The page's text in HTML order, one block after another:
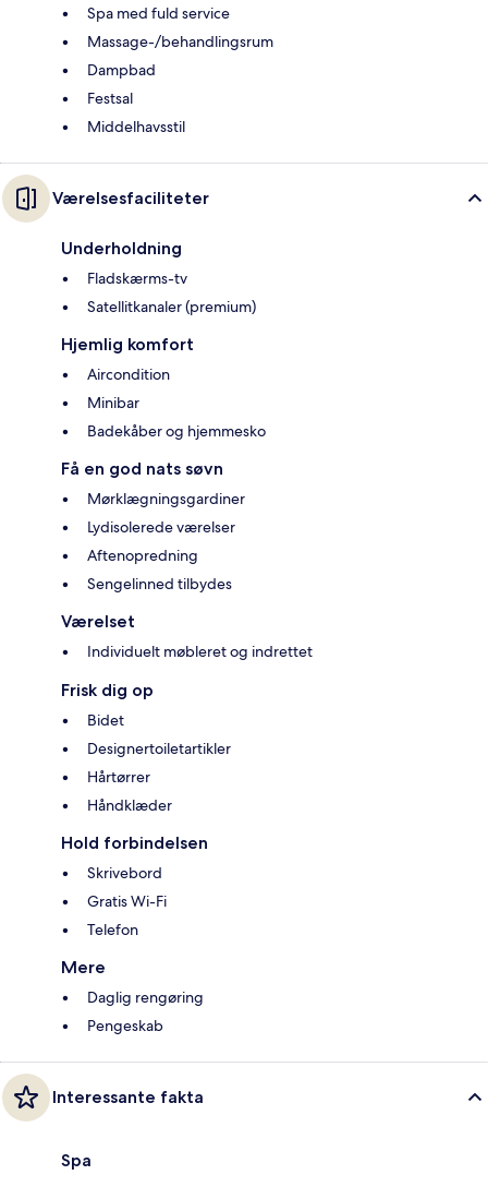
Spa med fuld service
Massage-/behandlingsrum
Dampbad
Festsal
Middelhavsstil
Værelsesfaciliteter
Underholdning
Fladskærms-tv
Satellitkanaler (premium)
Hjemlig komfort
Aircondition
Minibar
Badekåber og hjemmesko
Få en god nats søvn
Mørklægningsgardiner
Lydisolerede værelser
Aftenopredning
Sengelinned tilbydes
Værelset
Individuelt møbleret og indrettet
Frisk dig op
Bidet
Designertoiletartikler
Hårtørrer
Håndklæder
Hold forbindelsen
Skrivebord
Gratis Wi-Fi
Telefon
Mere
Daglig rengøring
Pengeskab
Interessante fakta
Spa